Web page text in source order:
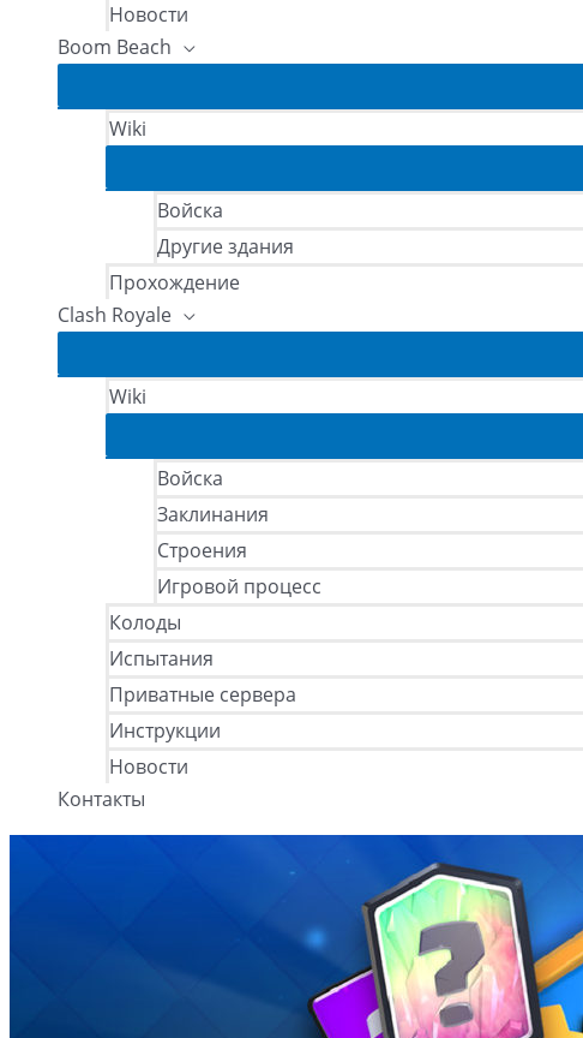
Новости
Boom Beach
Wiki
Войска
Другие здания
Прохождение
Clash Royale
Wiki
Войска
Заклинания
Строения
Игровой процесс
Колоды
Испытания
Приватные сервера
Инструкции
Новости
Контакты